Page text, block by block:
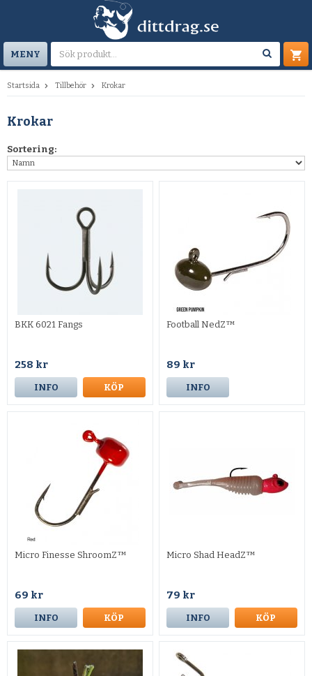
MENY
Startsida Tillbehör Krokar
Krokar
Sortering:
BKK 6021 Fangs
258 kr
INFO KÖP
Football NedZ™
89 kr
INFO
Micro Finesse ShroomZ™
69 kr
INFO KÖP
Micro Shad HeadZ™
79 kr
INFO KÖP